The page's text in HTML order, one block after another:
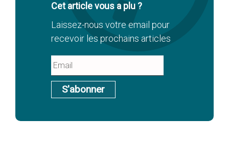
Cet article vous a plu ?
Laissez-nous votre email pour
recevoir les prochains articles
S'abonner